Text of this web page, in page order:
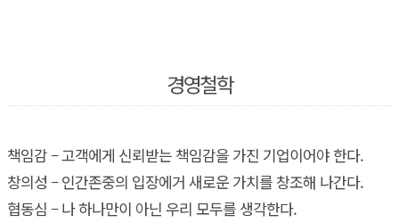
경영철학
책임감 – 고객에게 신뢰받는 책임감을 가진 기업이어야 한다.
창의성 – 인간존중의 입장에거 새로운 가치를 창조해 나간다.
협동심 – 나 하나만이 아닌 우리 모두를 생각한다.